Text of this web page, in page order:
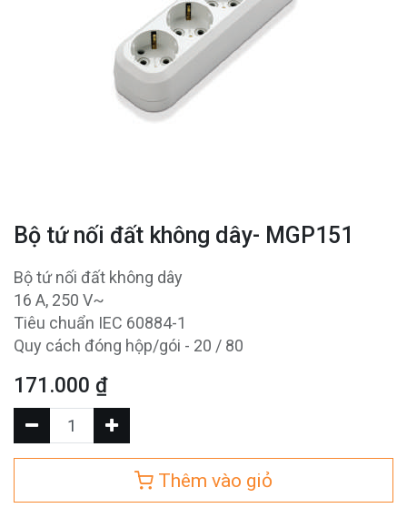
Bộ tứ nối đất không dây- MGP151
Bộ tứ nối đất không dây
16 A, 250 V~
Tiêu chuẩn IEC 60884-1
Quy cách đóng hộp/gói - 20 / 80
171.000 ₫
Thêm vào giỏ